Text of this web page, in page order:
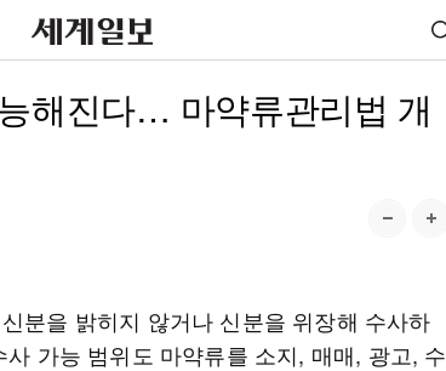
해진다… 마약류관리법 개
분을 밝히지 않거나 신분을 위장해 수사하
가능 범위도 마약류를 소지, 매매, 광고, 수